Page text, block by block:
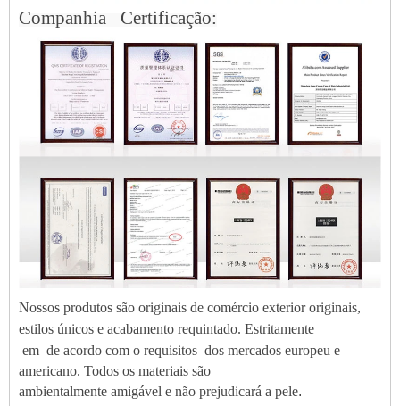
Companhia Certificação:
Nossos produtos são originais de comércio exterior originais,
estilos únicos e acabamento requintado. Estritamente
em de acordo com o requisitos dos mercados europeu e
americano. Todos os materiais são
ambientalmente amigável e não prejudicará a pele.